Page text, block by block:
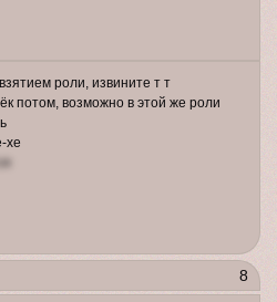
роли, извините т т
потом, возможно в этой же роли
хе
8